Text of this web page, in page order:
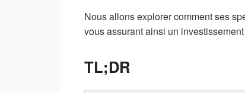
Nous allons explorer comment ses
vous assurant ainsi un
TL;DR